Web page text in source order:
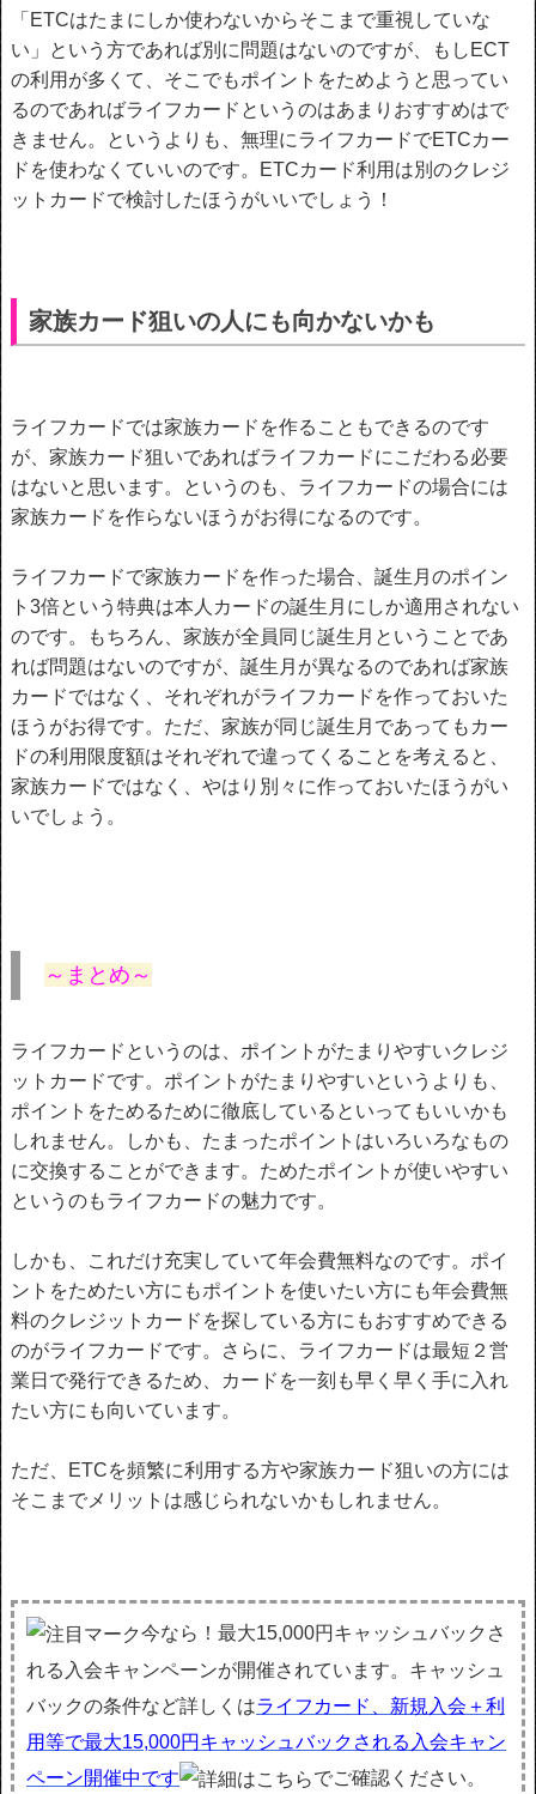
「ETCはたまにしか使わないからそこまで重視していな
い」という方であれば別に問題はないのですが、もしECT
の利用が多くて、そこでもポイントをためようと思ってい
るのであればライフカードというのはあまりおすすめはで
きません。というよりも、無理にライフカードでETCカー
ドを使わなくていいのです。ETCカード利用は別のクレジ
ットカードで検討したほうがいいでしょう！
家族カード狙いの人にも向かないかも
ライフカードでは家族カードを作ることもできるのです
が、家族カード狙いであればライフカードにこだわる必要
はないと思います。というのも、ライフカードの場合には
家族カードを作らないほうがお得になるのです。
ライフカードで家族カードを作った場合、誕生月のポイン
ト3倍という特典は本人カードの誕生月にしか適用されない
のです。もちろん、家族が全員同じ誕生月ということであ
れば問題はないのですが、誕生月が異なるのであれば家族
カードではなく、それぞれがライフカードを作っておいた
ほうがお得です。ただ、家族が同じ誕生月であってもカー
ドの利用限度額はそれぞれで違ってくることを考えると、
家族カードではなく、やはり別々に作っておいたほうがい
いでしょう。
～まとめ～
ライフカードというのは、ポイントがたまりやすいクレジ
ットカードです。ポイントがたまりやすいというよりも、
ポイントをためるために徹底しているといってもいいかも
しれません。しかも、たまったポイントはいろいろなもの
に交換することができます。ためたポイントが使いやすい
というのもライフカードの魅力です。
しかも、これだけ充実していて年会費無料なのです。ポイ
ントをためたい方にもポイントを使いたい方にも年会費無
料のクレジットカードを探している方にもおすすめできる
のがライフカードです。さらに、ライフカードは最短２営
業日で発行できるため、カードを一刻も早く早く手に入れ
たい方にも向いています。
ただ、ETCを頻繁に利用する方や家族カード狙いの方には
そこまでメリットは感じられないかもしれません。
今なら！最大15,000円キャッシュバックさ
れる入会キャンペーンが開催されています。キャッシュ
バックの条件など詳しくはライフカード、新規入会＋利
用等で最大15,000円キャッシュバックされる入会キャン
ペーン開催中です
でご確認ください。